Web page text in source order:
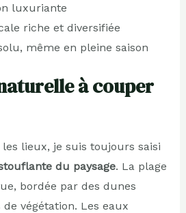
luxuriante
riche et diversifiée
même en pleine saison
à couper
les lieux, je suis toujours saisi
du paysage. La plage
bordée par des dunes
végétation. Les eaux